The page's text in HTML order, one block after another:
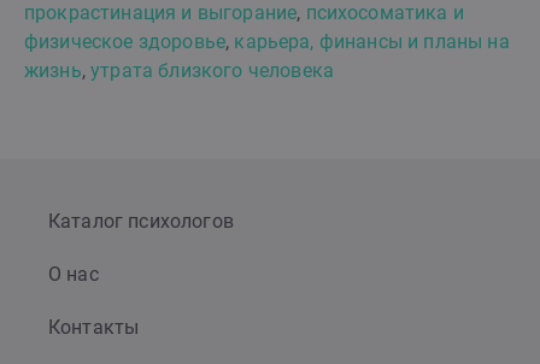
прокрастинация и выгорание, психосоматика и
физическое здоровье, карьера, финансы и планы на
жизнь,утрата близкого человека
Каталог психологов
О нас
Контакты